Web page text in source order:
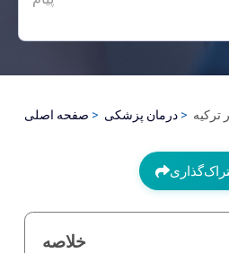
صفحه اصلی درمان پزشکی
خلاصه